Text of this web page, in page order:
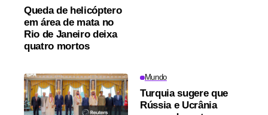
Queda de helicóptero
em área de mata no
Rio de Janeiro deixa
quatro mortos
Mundo
Turquia sugere que
Rússia e Ucrânia